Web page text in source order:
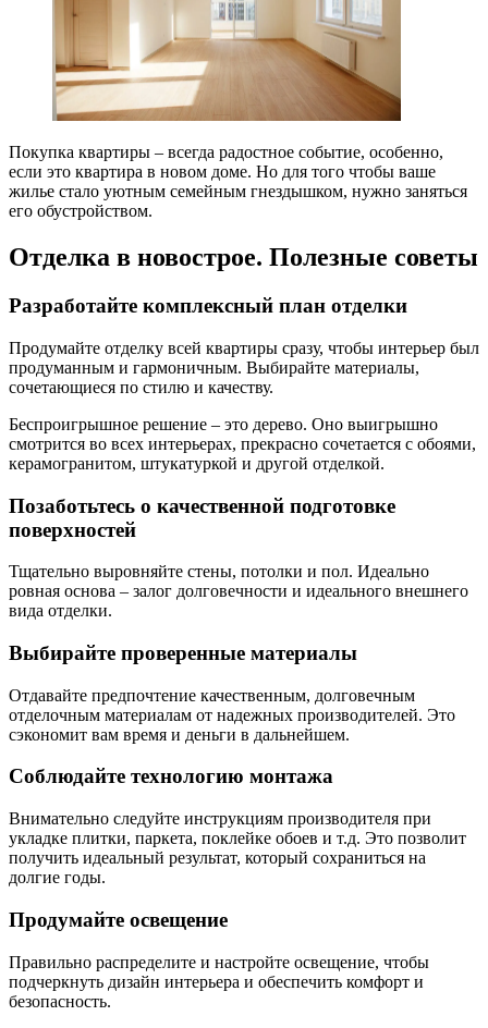
Покупка квартиры – всегда радостное событие, особенно,
если это квартира в новом доме. Но для того чтобы ваше
жилье стало уютным семейным гнездышком, нужно заняться
его обустройством.
Отделка в новострое. Полезные советы
Разработайте комплексный план отделки
Продумайте отделку всей квартиры сразу, чтобы интерьер был
продуманным и гармоничным. Выбирайте материалы,
сочетающиеся по стилю и качеству.
Беспроигрышное решение – это дерево. Оно выигрышно
смотрится во всех интерьерах, прекрасно сочетается с обоями,
керамогранитом, штукатуркой и другой отделкой.
Позаботьтесь о качественной подготовке
поверхностей
Тщательно выровняйте стены, потолки и пол. Идеально
ровная основа – залог долговечности и идеального внешнего
вида отделки.
Выбирайте проверенные материалы
Отдавайте предпочтение качественным, долговечным
отделочным материалам от надежных производителей. Это
сэкономит вам время и деньги в дальнейшем.
Соблюдайте технологию монтажа
Внимательно следуйте инструкциям производителя при
укладке плитки, паркета, поклейке обоев и т.д. Это позволит
получить идеальный результат, который сохраниться на
долгие годы.
Продумайте освещение
Правильно распределите и настройте освещение, чтобы
подчеркнуть дизайн интерьера и обеспечить комфорт и
безопасность.